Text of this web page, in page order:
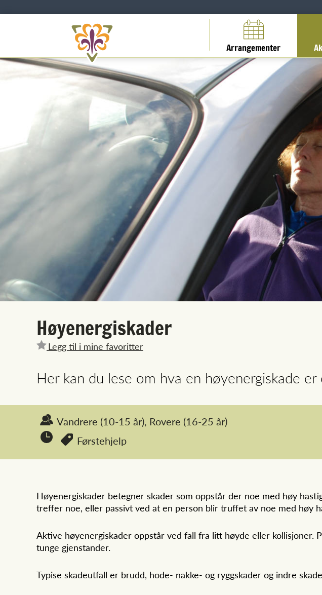
Arrangementer
Høyenergiskader
Legg til i mine favoritter
Her kan du lese om hva en høyenergiskade
Vandrere (10-15 år), Rovere (16-25 år)
Førstehjelp
Høyenergiskader betegner skader som oppstår der noe med høy
treffer noe, eller passivt ved at en person blir truffet av noe med høy
Aktive høyenergiskader oppstår ved fall fra litt høyde eller kollisjoner.
tunge gjenstander.
Typise skadeutfall er brudd, hode- nakke- og ryggskader og indre